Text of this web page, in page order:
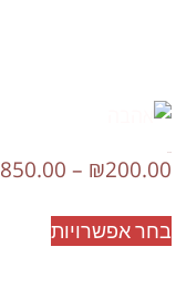
₪200.00
–
850.00
בחר אפשרויות